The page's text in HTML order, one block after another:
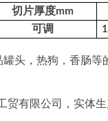
切片厚度mm
可调
头，热狗，香肠等
贸有限公司，实体